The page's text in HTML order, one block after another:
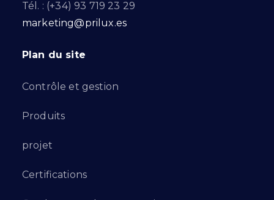
Tél. : (+34) 93 719 23 29
marketing@prilux.es
Plan du site
Contrôle et gestion
Produits
projet
Certifications